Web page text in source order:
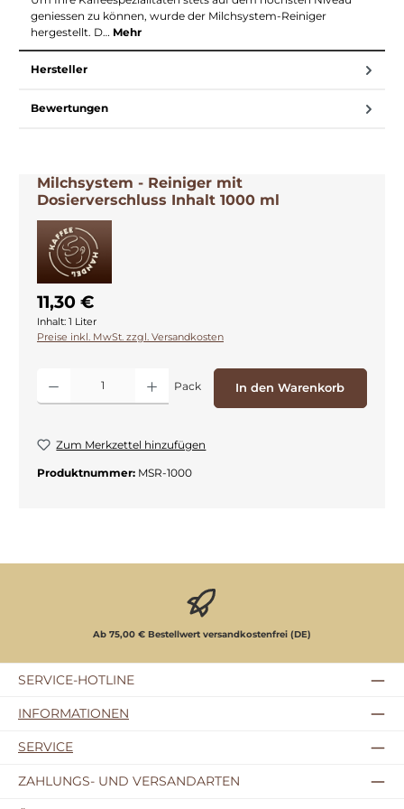
geniessen zu können, wurde der Milchsystem-Reiniger
hergestellt. D… Mehr
Hersteller
Bewertungen
Milchsystem - Reiniger mit
Dosierverschluss Inhalt 1000 ml
11,30 €
Inhalt: 1 Liter
Preise inkl. MwSt. zzgl. Versandkosten
Produkt Anzahl: Gib den gewünschten Wert ein oder benutze die
Pack In den Warenkorb
Zum Merkzettel hinzufügen
Produktnummer: MSR-1000
Ab 75,00 € Bestellwert versandkostenfrei (DE)
SERVICE-HOTLINE
INFORMATIONEN
SERVICE
ZAHLUNGS- UND VERSANDARTEN